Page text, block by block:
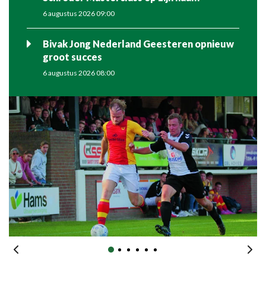
6 augustus 2026 09:00
Bivak Jong Nederland Geesteren opnieuw
groot succes
6 augustus 2026 08:00